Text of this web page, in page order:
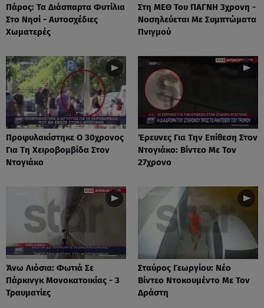
Πάρος: Τα Διάσπαρτα Φυτίλια
Στο Νησί - Αυτοσχέδιες
Χωματερές
Στη ΜΕΘ Του ΠΑΓΝΗ 3χρονη -
Νοσηλεύεται Με Συμπτώματα
Πνιγμού
Προφυλακίστηκε Ο 30χρονος
Για Τη Χειροβομβίδα Στον
Ντογιάκο
Έρευνες Για Την Επίθεση Στον
Ντογιάκο: Βίντεο Με Τον
27χρονο
Άνω Λιόσια: Φωτιά Σε
Πάρκινγκ Μονοκατοικίας - 3
Τραυματίες
Σταύρος Γεωργίου: Νέο
Βίντεο Ντοκουμέντο Με Τον
Δράστη